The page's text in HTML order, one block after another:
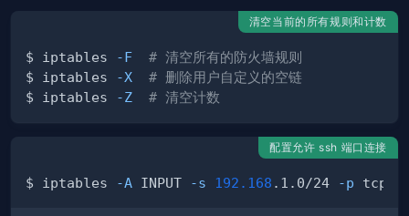
清空当前的所有规则和计数
$ iptables -F
# 清空所有的防火墙规则
$ iptables
-X
# 删除用户自定义的空链
$ iptables
-Z # 清空计数
配置允许 ssh 端口连接
$ iptables -A INPUT -s 192.168 .1.0/24 -p tcp